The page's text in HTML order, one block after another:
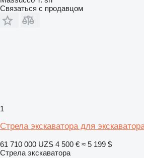
Связаться с продавцом
1
Стрела экскаватора для
61 710 000 UZS 4 500 € ≈ 5 199 $
Стрела экскаватора